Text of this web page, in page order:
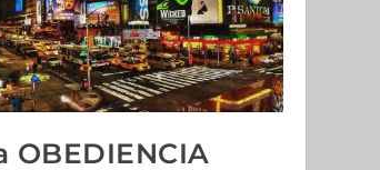
OBEDIENCIA